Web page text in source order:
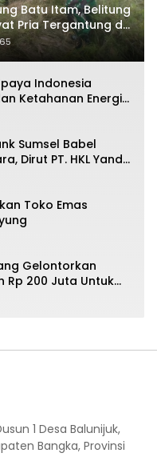
Batu Itam, Belitung
Pria Tergantung di
Indonesia
Ketahanan Energi
Sumsel Babel
Dirut PT. HKL Yandi
Kejati
Toko Emas
Gelontorkan
Rp 200 Juta Untuk
H. Bakri
1 Desa Balunijuk,
Bangka, Provinsi